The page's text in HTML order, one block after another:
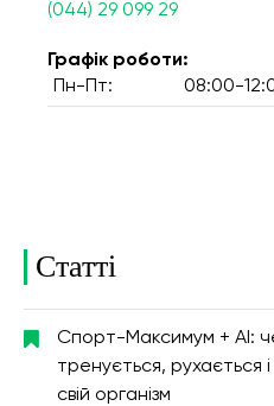
(044) 29 099 29
Графік роботи:
Пн-Пт:
08:00-
Статті
Спорт-Максимум + AI:
тренується, рухається
свій організм